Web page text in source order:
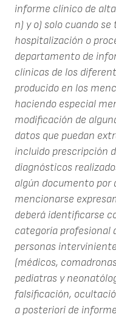
informe clínico de
n) y o) solo cuando
hospitalización o
departamento de
clínicas de los
producido en los
haciendo especial
modificación de
datos que puedan
incluido prescripción
diagnósticos
algún documento por
mencionarse
deberá identificarse
categoría profesional
personas
(médicos,
pediatras y
falsificación,
a posteriori de